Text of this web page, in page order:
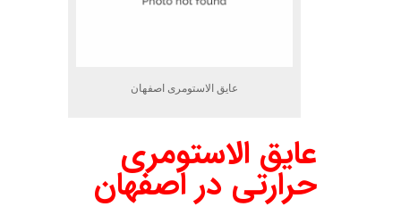
عایق الاستومری اصفهان
عایق الاستومری
حرارتی در اصفهان